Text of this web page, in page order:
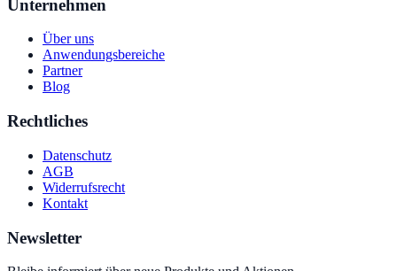
Unternehmen
Über uns
Anwendungsbereiche
Partner
Blog
Rechtliches
Datenschutz
AGB
Widerrufsrecht
Kontakt
Newsletter